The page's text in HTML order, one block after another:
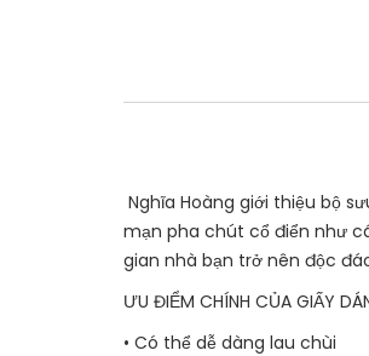
Nghĩa Hoàng giới thiệu bộ
mạn pha chút cổ điển như
gian nhà bạn trở nên độc
ƯU ĐIỂM CHÍNH CỦA GIẤY
• Có thể dễ dàng lau chùi